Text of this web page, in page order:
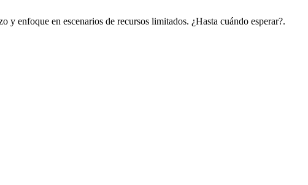
enfoque en escenarios de recursos limitados. ¿Hasta cuándo esperar?.